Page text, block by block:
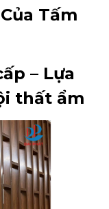
Tấm
– Lựa
thất ẩm